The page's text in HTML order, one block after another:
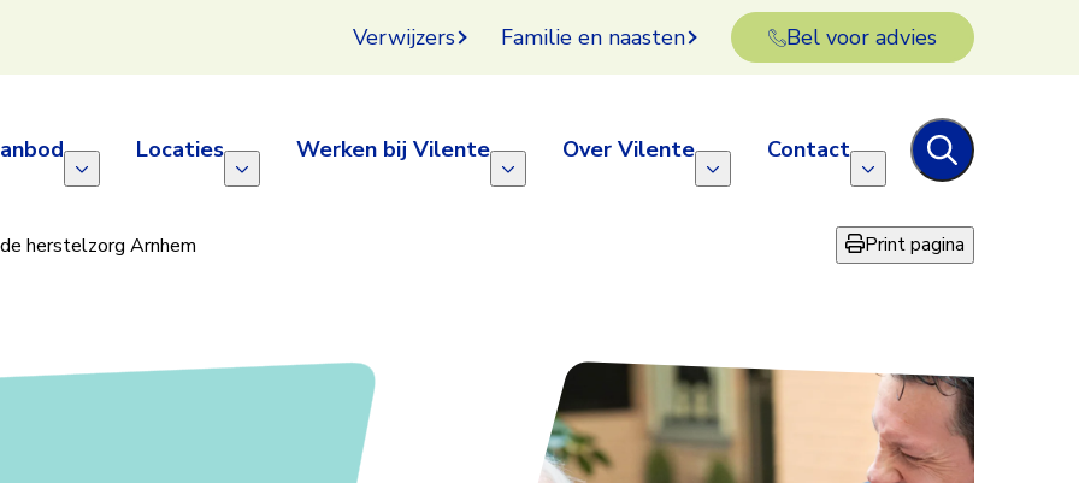
Verwijzers Familie en naasten Bel voor advies
Locaties Werken bij Vilente Over Vilente Contact
herstelzorg Arnhem Print pagina